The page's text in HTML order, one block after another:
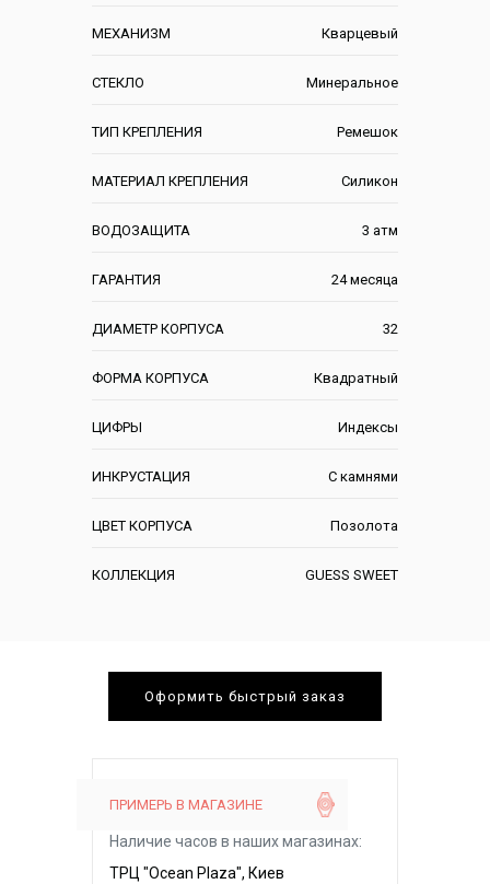
МЕХАНИЗМ Кварцевый
СТЕКЛО Минеральное
ТИП КРЕПЛЕНИЯ Ремешок
МАТЕРИАЛ КРЕПЛЕНИЯ Силикон
ВОДОЗАЩИТА 3 атм
ГАРАНТИЯ 24 месяца
ДИАМЕТР КОРПУСА 32
ФОРМА КОРПУСА Квадратный
ЦИФРЫ Индексы
ИНКРУСТАЦИЯ С камнями
ЦВЕТ КОРПУСА Позолота
КОЛЛЕКЦИЯ GUESS SWEET
Оформить быстрый заказ
ПРИМЕРЬ В МАГАЗИНЕ
Наличие часов в наших магазинах:
ТРЦ "Ocean Plaza", Киев